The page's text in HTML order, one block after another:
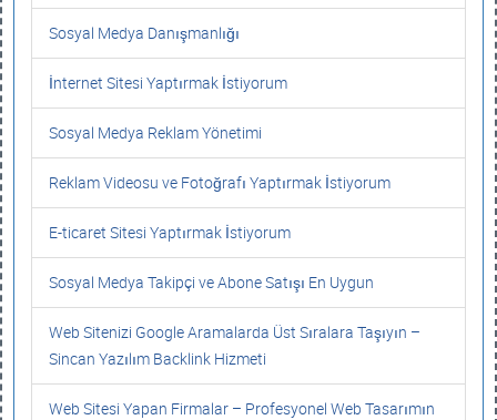
Sosyal Medya Danışmanlığı
İnternet Sitesi Yaptırmak İstiyorum
Sosyal Medya Reklam Yönetimi
Reklam Videosu ve Fotoğrafı Yaptırmak İstiyorum
E-ticaret Sitesi Yaptırmak İstiyorum
Sosyal Medya Takipçi ve Abone Satışı En Uygun
Web Sitenizi Google Aramalarda Üst Sıralara Taşıyın –
Sincan Yazılım Backlink Hizmeti
Web Sitesi Yapan Firmalar – Profesyonel Web Tasarımın